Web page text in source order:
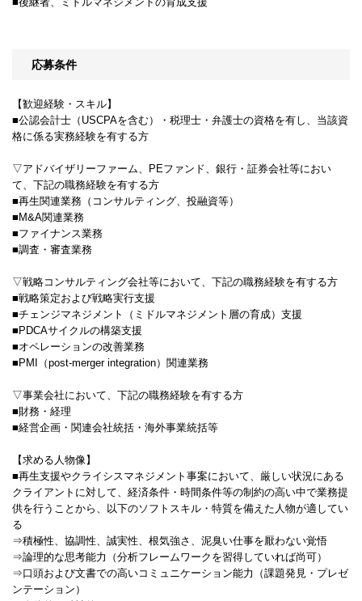
応募条件
【歓迎経験・スキル】
■公認会計士（USCPAを含む）・税理士・弁護士の資格を有し、当該資
格に係る実務経験を有する方
▽アドバイザリーファーム、PEファンド、銀行・証券会社等におい
て、下記の職務経験を有する方
■再生関連業務（コンサルティング、投融資等）
■M&A関連業務
■ファイナンス業務
■調査・審査業務
▽戦略コンサルティング会社等において、下記の職務経験を有する方
■戦略策定および戦略実行支援
■チェンジマネジメント（ミドルマネジメント層の育成）支援
■PDCAサイクルの構築支援
■オペレーションの改善業務
■PMI（post-merger integration）関連業務
▽事業会社において、下記の職務経験を有する方
■財務・経理
■経営企画・関連会社統括・海外事業統括等
【求める人物像】
■再生支援やクライシスマネジメント事案において、厳しい状況にある
クライアントに対して、経済条件・時間条件等の制約の高い中で業務提
供を行うことから、以下のソフトスキル・特質を備えた人物が適してい
る
⇒積極性、協調性、誠実性、根気強さ、泥臭い仕事を厭わない覚悟
⇒論理的な思考能力（分析フレームワークを習得していれば尚可）
⇒口頭および文書での高いコミュニケーション能力（課題発見・プレゼ
ンテーション）